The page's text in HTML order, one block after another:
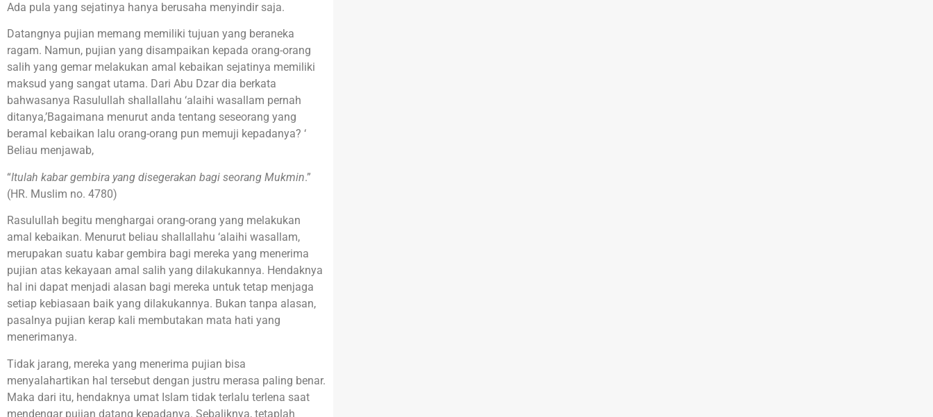
Ada pula yang sejatinya hanya berusaha menyindir saja.
Datangnya pujian memang memiliki tujuan yang beraneka
ragam. Namun, pujian yang disampaikan kepada orang-orang
salih yang gemar melakukan amal kebaikan sejatinya memiliki
maksud yang sangat utama. Dari Abu Dzar dia berkata
bahwasanya Rasulullah shallallahu ‘alaihi wasallam pernah
ditanya,’Bagaimana menurut anda tentang seseorang yang
beramal kebaikan lalu orang-orang pun memuji kepadanya? ‘
Beliau menjawab,
“Itulah kabar gembira yang disegerakan bagi seorang Mukmin.”
(HR. Muslim no. 4780)
Rasulullah begitu menghargai orang-orang yang melakukan
amal kebaikan. Menurut beliau shallallahu ‘alaihi wasallam,
merupakan suatu kabar gembira bagi mereka yang menerima
pujian atas kekayaan amal salih yang dilakukannya. Hendaknya
hal ini dapat menjadi alasan bagi mereka untuk tetap menjaga
setiap kebiasaan baik yang dilakukannya. Bukan tanpa alasan,
pasalnya pujian kerap kali membutakan mata hati yang
menerimanya.
Tidak jarang, mereka yang menerima pujian bisa
menyalahartikan hal tersebut dengan justru merasa paling benar.
Maka dari itu, hendaknya umat Islam tidak terlalu terlena saat
mendengar pujian datang kepadanya. Sebaliknya, tetaplah